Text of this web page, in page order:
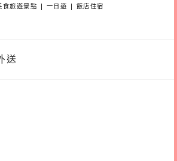
食旅遊景點 | 一日遊 | 飯店住宿
送